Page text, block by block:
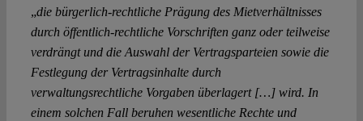
„die bürgerlich-rechtliche Prägung des Mietverhältnisses
durch öffentlich-rechtliche Vorschriften ganz oder teilweise
verdrängt und die Auswahl der Vertragsparteien sowie die
Festlegung der Vertragsinhalte durch
verwaltungsrechtliche Vorgaben überlagert […] wird. In
einem solchen Fall beruhen wesentliche Rechte und